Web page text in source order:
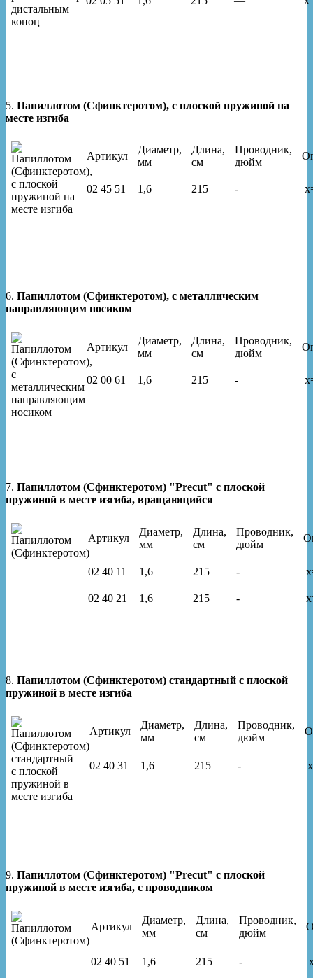
5. Папиллотом (Сфинктеротом), с плоской пружиной на
месте изгиба
Артикул
Диаметр,
мм
Длина,
см
Проводник,
дюйм
02 45 51 1,6 215 -
6. Папиллотом (Сфинктеротом), с металлическим
направляющим носиком
Артикул
Диаметр,
мм
Длина,
см
Проводник,
дюйм
02 00 61 1,6 215 -
7. Папиллотом (Сфинктеротом) "Precut" с плоской
пружиной в месте изгиба, вращающийся
Артикул
Диаметр,
мм
Длина,
см
Проводник,
дюйм
02 40 11 1,6 215 -
02 40 21 1,6 215 -
8. Папиллотом (Сфинктеротом) стандартный с плоской
пружиной в месте изгиба
Артикул
Диаметр,
мм
Длина,
см
Проводник,
дюйм
02 40 31 1,6 215 -
9. Папиллотом (Сфинктеротом) "Precut" с плоской
пружиной в месте изгиба, с проводником
Артикул
Диаметр,
мм
Длина,
см
Проводник,
дюйм
02 40 51 1,6 215 -